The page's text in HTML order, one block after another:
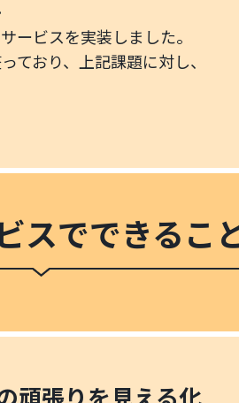
ービスを実装しました。
おり、上記課題に対し、
スでできるこ